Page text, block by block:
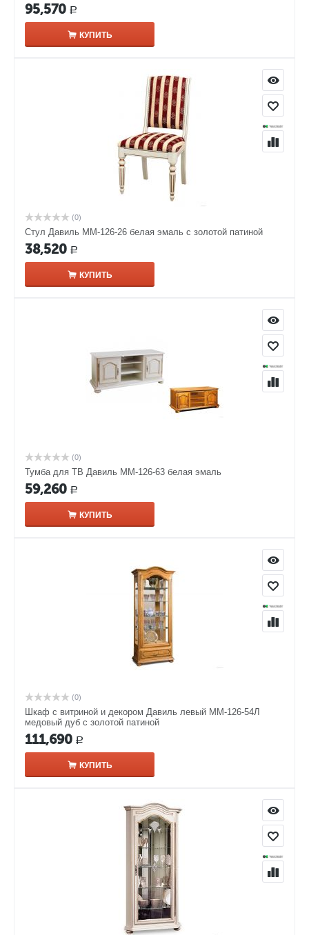
95,570 Р
КУПИТЬ
(0)
Стул Давиль ММ-126-26 белая эмаль с золотой патиной
38,520 Р
КУПИТЬ
(0)
Тумба для ТВ Давиль ММ-126-63 белая эмаль
59,260 Р
КУПИТЬ
(0)
Шкаф с витриной и декором Давиль левый ММ-126-54Л
медовый дуб с золотой патиной
111,690 Р
КУПИТЬ